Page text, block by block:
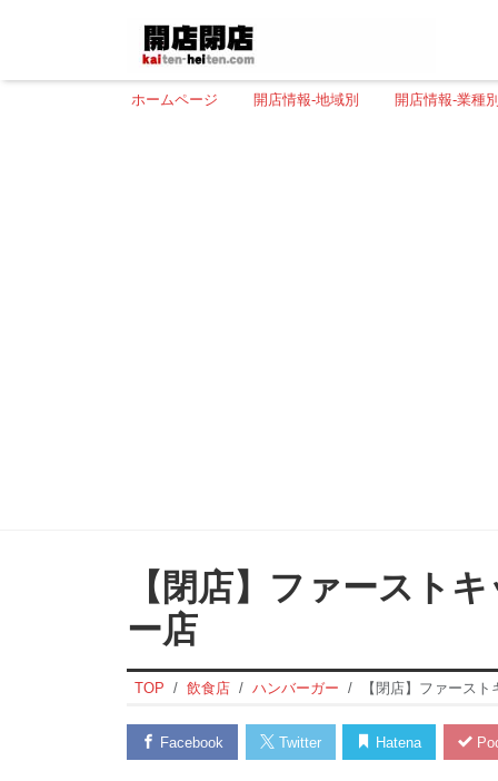
ホームページ 開店情報-地域別 開店情報-業種
【閉店】ファースト
ー店
TOP 飲食店 ハンバーガー 【閉店】ファース
Facebook Twitter Hatena